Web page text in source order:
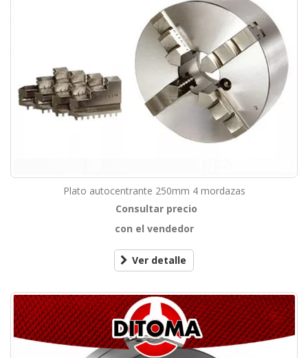
Plato autocentrante 250mm 4 mordazas
Consultar precio
con el vendedor
Ver detalle